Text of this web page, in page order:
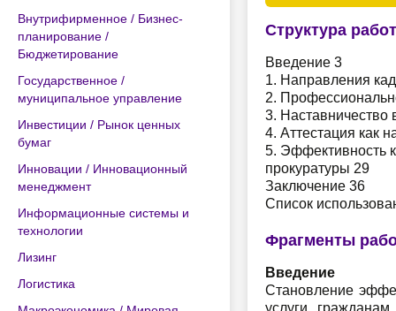
Внутрифирменное / Бизнес-
планирование /
Бюджетирование
Государственное /
муниципальное управление
Инвестиции / Рынок ценных
бумаг
Инновации / Инновационный
менеджмент
Информационные системы и
технологии
Лизинг
Логистика
Структура
Введение 3
1. Направления
2.
3. Наставничество
4. Аттестация как
5. Эффективность
прокуратуры 29
Заключение 36
Список
Фрагменты
Введение
Становление
услуги